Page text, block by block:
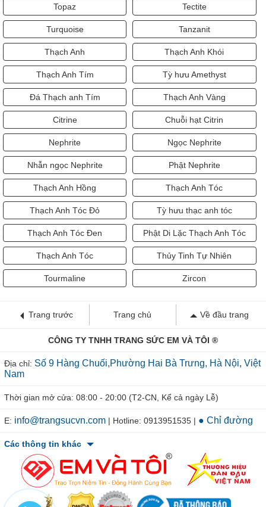
Topaz Tectite
Turquoise Tanzanit
Thạch Anh Thạch Anh Khói
Thạch Anh Tím Tỳ hưu Amethyst
Đá Thạch anh Tím Thạch Anh Vàng
Citrine Chuỗi hạt Citrin
Nephrite Ngọc Nephrite
Nhẫn ngọc Nephrite Phật Nephrite
Thạch Anh Hồng Thạch Anh Tóc
Thạch Anh Tóc Đỏ Tỳ hưu thạc anh tóc
Thạch Anh Tóc Đen Phật Di Lặc Thạch Anh Tóc
Thạch Anh Tóc Thủy Tinh Tự Nhiên
Tourmaline Zircon
Trang trước Trang chủ Về đầu trang
CÔNG TY TNHH TRANG SỨC EM VÀ TÔI ®
Địa chỉ: Số 9 Hàng Chuối,Phường Hai Bà Trưng, Hà Nội, Việt
Nam
Thời gian mở cửa: 08:00 - 20:00 (T2-CN, Kể cả ngày Lễ)
E: info@trangsucvn.com | Hotline: 0913951535 | ● Chỉ đường
Các thông tin khác